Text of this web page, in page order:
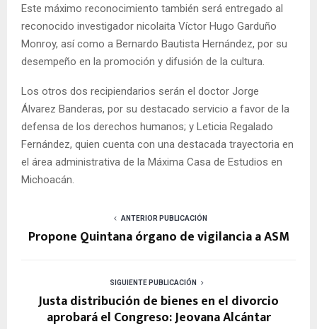
Este máximo reconocimiento también será entregado al
reconocido investigador nicolaita Víctor Hugo Garduño
Monroy, así como a Bernardo Bautista Hernández, por su
desempeño en la promoción y difusión de la cultura.
Los otros dos recipiendarios serán el doctor Jorge
Álvarez Banderas, por su destacado servicio a favor de la
defensa de los derechos humanos; y Leticia Regalado
Fernández, quien cuenta con una destacada trayectoria en
el área administrativa de la Máxima Casa de Estudios en
Michoacán.
ANTERIOR PUBLICACIÓN
Propone Quintana órgano de vigilancia a ASM
SIGUIENTE PUBLICACIÓN
Justa distribución de bienes en el divorcio
aprobará el Congreso: Jeovana Alcántar